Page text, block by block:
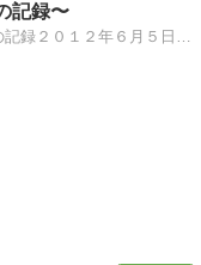
記録〜
ＳＨＡＲＰ４．８１ｋｗの太陽光発電の記録２０１２年６月５日発電スタート！